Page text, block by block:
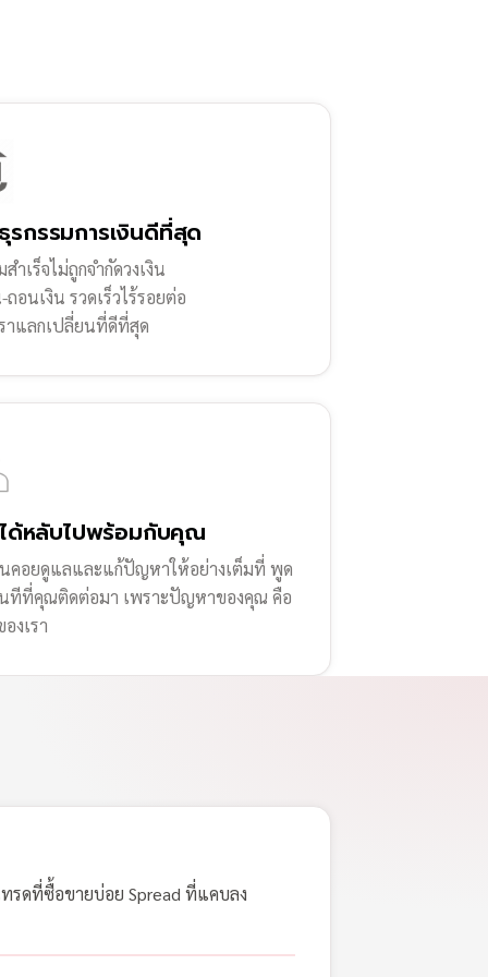
กรรมการเงินดีที่สุด
ำเร็จไม่ถูกจำกัดวงเงิน
ถอนเงิน รวดเร็วไร้รอยต่อ
าแลกเปลี่ยนที่ดีที่สุด
ได้หลับไปพร้อมกับคุณ
คอยดูแลและแก้ปัญหาให้อย่างเต็มที่ พูด
ทีที่คุณติดต่อมา เพราะปัญหาของคุณ คือ
งเรา
รดที่ซื้อขายบ่อย Spread ที่แคบลง